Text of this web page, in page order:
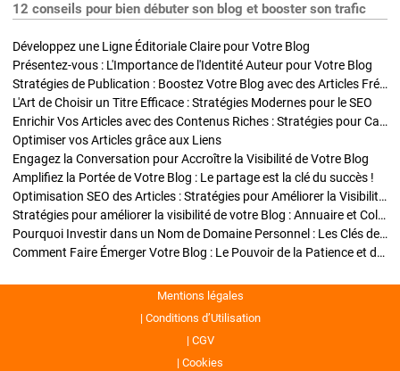
12 conseils pour bien débuter son blog et booster son trafic
Développez une Ligne Éditoriale Claire pour Votre Blog
Présentez-vous : L'Importance de l'Identité Auteur pour Votre Blog
Stratégies de Publication : Boostez Votre Blog avec des Articles Fréquents et Exclusifs
L'Art de Choisir un Titre Efficace : Stratégies Modernes pour le SEO
Enrichir Vos Articles avec des Contenus Riches : Stratégies pour Captiver et Optimiser
Optimiser vos Articles grâce aux Liens
Engagez la Conversation pour Accroître la Visibilité de Votre Blog
Amplifiez la Portée de Votre Blog : Le partage est la clé du succès !
Optimisation SEO des Articles : Stratégies pour Améliorer la Visibilité de Votre Blog
Stratégies pour améliorer la visibilité de votre Blog : Annuaire et Collaborations
Pourquoi Investir dans un Nom de Domaine Personnel : Les Clés de la Réussite de Votre Blog
Comment Faire Émerger Votre Blog : Le Pouvoir de la Patience et de la Persévérance
Mentions légales
Conditions d’Utilisation
CGV
Cookies